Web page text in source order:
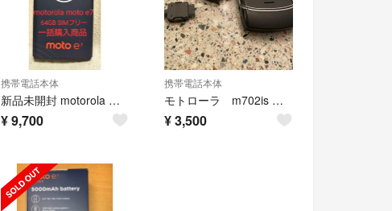
携帯電話本体
新品未開封 motorola moto e7 SIMフリー ミネラルグレイ
¥9,700
携帯電話本体
モトローラ m702is 携帯
¥3,500